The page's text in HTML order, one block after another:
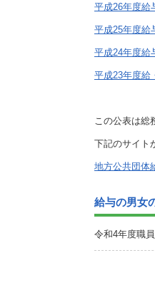
平成26年度給
平成25年度給
平成24年度給
平成23年度給
この公表は総
下記のサイト
地方公共団体
給与の男女
令和4年度職